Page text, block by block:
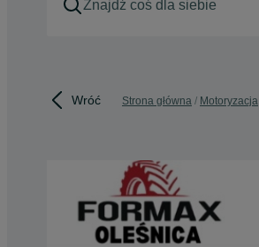
Wróć Strona główna Motoryzacja